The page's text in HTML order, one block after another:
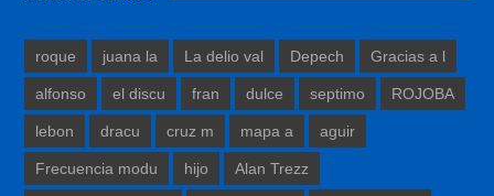
roque juana la La delio val Depech Gracias a l
alfonso el discu fran dulce septimo ROJOBA
lebon dracu cruz m mapa a aguir
Frecuencia modu hijo Alan Trezz